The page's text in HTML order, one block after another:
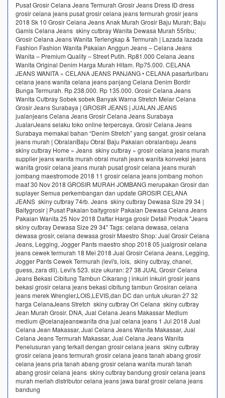
Pusat Grosir Celana Jeans Termurah Grosir Jeans Dress ID dress
grosir celana jeans pusat grosir celana jeans termurah grosir jeans
2018 Sk 10 Grosir Celana Jeans Anak Murah Grosir Baju Murah; Baju
Gamis Celana Jeans skiny cutbray Wanita Dewasa Murah 55ribu;
Grosir Celana Jeans Wanita Terlengkap & Termurah | Lazada lazada
Fashion Fashion Wanita Pakaian Anggun Jeans – Celana Jeans
Wanita – Premium Quality – Street Putih. Rp81.000 Celana Jeans
Wanita Original Denim Harga Murah Hitam. Rp75.000. CELANA
JEANS WANITA » CELANA JEANS PANJANG • CELANA pasarturibaru
celana jeans wanita celana jeans panjang Celana Denim Bordir
Bunga Termurah. Rp 238.000. Rp 135.000. Grosir Celana Jeans
Wanita Cutbray Sobek sobek Banyak Warna Stretch Melar Celana
Grosir Jeans Surabaya | GROSIR JEANS | JUALAN JEANS
jualanjeans Celana Jeans Grosir Celana Jeans Surabaya
JualanJeans selaku toko online terpercaya. Grosir Celana Jeans
Surabaya memakai bahan “Denim Stretch” yang sangat. grosir celana
jeans murah | ObralanBaju Obral Baju Pakaian obralanbaju Jeans
skiny cutbray Home » Jeans skiny cutbray » grosir celana jeans murah
supplier jeans wanita murah obral murah jeans wanita konveksi jeans
wanita grosir celana jeans murah pusat grosir celana jeans murah
jombang maestromode 2018 11 grosir celana jeans jombang mohon
maaf 30 Nov 2018 GROSIR MURAH JOMBANG merupakan Grosir dan
suplayer Semua perkembangan dan update GROSIR CELANA
JEANS skiny cutbray 74rb. Jeans skiny cutbray Dewasa Size 29 34 |
Baitygrosir | Pusat Pakaian baitygrosir Pakaian Dewasa Celana Jeans
Pakaian Wanita 25 Nov 2018 Daftar Harga grosir Detail Produk "Jeans
skiny cutbray Dewasa Size 29 34" Tags: celana dewasa, celana
dewasa grosir, celana dewasa grosir Maestro Shop: Jual Grosir Celana
Jeans, Legging, Jogger Pants maestro shop 2018 05 jualgrosir celana
jeans cewek termurah 18 Mei 2018 Jual Grosir Celana Jeans, Legging,
Jogger Pants Cewek Termurah (levi's, lois, skiny cutbray, chanel,
guess, zara dll). Levi's 523. size ukuran: 27 38 JUAL Grosir Celana
Jeans Bekasi Cibitung Tambun Cikarang | inkuiri inkuiri grosir jeans
bekasi grosir celana jeans bekasi cibitung tambun Grosiran celana
jeans merek Wrengler,LOIS,LEVIS,dan DC dan untuk ukuran 27 32
harga CelanaJeans Stretch skiny cutbray Ori Celana skiny cutbray
Jean Murah Grosir. DNA, Jual Celana Jeans Makassar Medium
medium @celanajeanswanita dna jual celana jeans 1 Jul 2018 Jual
Celana Jean Makassar, Jual Celana Jeans Wanita Makassar, Jual
Celana Jeans Termurah Makassar, Jual Celana Jeans Wanita
Penelusuran yang terkait dengan grosir celana jeans skiny cutbray
grosir celana jeans termurah grosir celana jeans tanah abang grosir
celana jeans pria tanah abang grosir celana wanita murah tanah
abang grosir celana jeans skiny cutbray bandung grosir celana jeans
murah meriah distributor celana jeans jawa barat grosir celana jeans
bandung